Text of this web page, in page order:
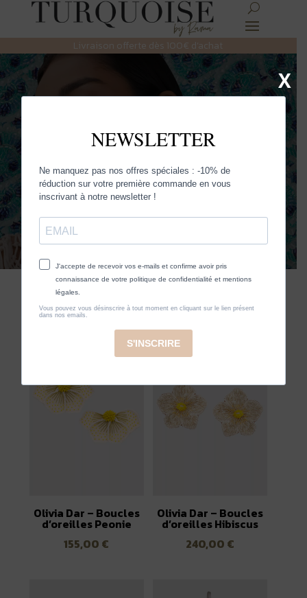
Livraison offerte dès 100€ d’achat
OLIVIA DAR
Découvrez la sélection Turquoise et
faites rayonner la femme qui est en
Olivia Dar – Boucles
d’oreilles Peonie
155,00 €
Olivia Dar – Boucles
d’oreilles Hibiscus
240,00 €
X